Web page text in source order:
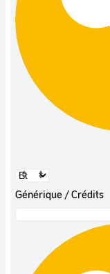
Générique / Crédits